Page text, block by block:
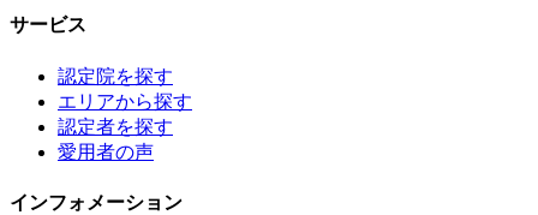
サービス
認定院を探す
エリアから探す
認定者を探す
愛用者の声
インフォメーション